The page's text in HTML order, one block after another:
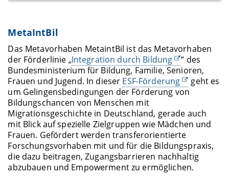
MetaIntBil
Das Metavorhaben MetaintBil ist das Metavorhaben
der Förderlinie „Integration durch Bildung
“ des
Bundesministerium für Bildung, Familie, Senioren,
Frauen und Jugend. In dieser ESF-Förderung
geht es
um Gelingensbedingungen der Förderung von
Bildungschancen von Menschen mit
Migrationsgeschichte in Deutschland, gerade auch
mit Blick auf spezielle Zielgruppen wie Mädchen und
Frauen. Gefördert werden transferorientierte
Forschungsvorhaben mit und für die Bildungspraxis,
die dazu beitragen, Zugangsbarrieren nachhaltig
abzubauen und Empowerment zu ermöglichen.